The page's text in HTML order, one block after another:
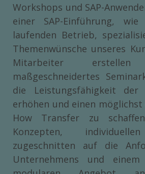
Workshops und SAP-
einer SAP-Einführung,
laufenden Betrieb,
Themenwünsche unseres
Mitarbeiter
maßgeschneidertes
die Leistungsfähigkeit
erhöhen und einen
How Transfer zu
Konzepten,
zugeschnitten auf die
Unternehmens und einem